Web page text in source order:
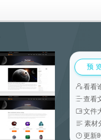
预
看看
查看
文件
素材
更新